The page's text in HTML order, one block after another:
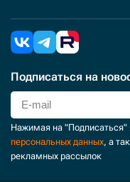
Подписаться на
Нажимая на "Подписаться"
персональных данных, а
рекламных рассылок